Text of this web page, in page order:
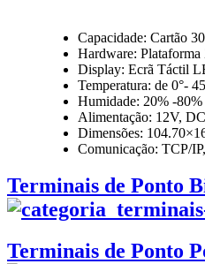
Capacidade: Cartão
Hardware:
Display: Ecrã Táctil
Temperatura: de 0°-
Humidade: 20% -80%
Alimentação: 12V,
Dimensões:
Comunicação: TCP/
Terminais de Ponto
Terminais de Ponto